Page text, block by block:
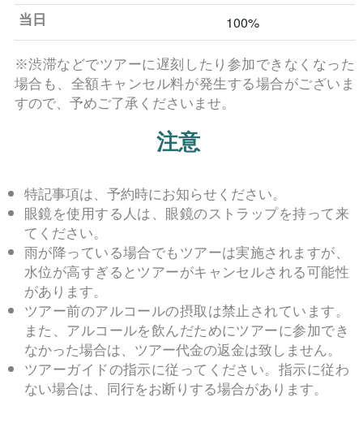
当日 100%
※渋滞などでツアーに遅刻したり参加できなくなった
場合も、全額キャンセル料が発生する場合がございま
すので、予めご了承くださいませ。
注意
特記事項は、予約時にお知らせください。
眼鏡を使用する人は、眼鏡のストラップを持って来
てください。
雨が降っている場合でもツアーは実施されますが、
水位が高すぎるとツアーがキャンセルされる可能性
があります。
ツアー前のアルコールの摂取は禁止されています。
また、アルコールを飲んだためにツアーに参加でき
なかった場合は、ツアー代金の返金は致しません。
ツアーガイドの指示に従ってください。指示に従わ
ない場合は、同行をお断りする場合があります。